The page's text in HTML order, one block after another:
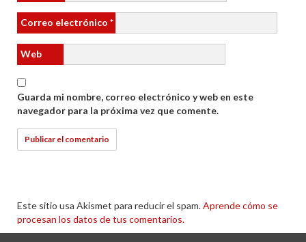
Correo electrónico *
Web
Guarda mi nombre, correo electrónico y web en este
navegador para la próxima vez que comente.
Este sitio usa Akismet para reducir el spam.Aprende cómo se
procesan los datos de tus comentarios.